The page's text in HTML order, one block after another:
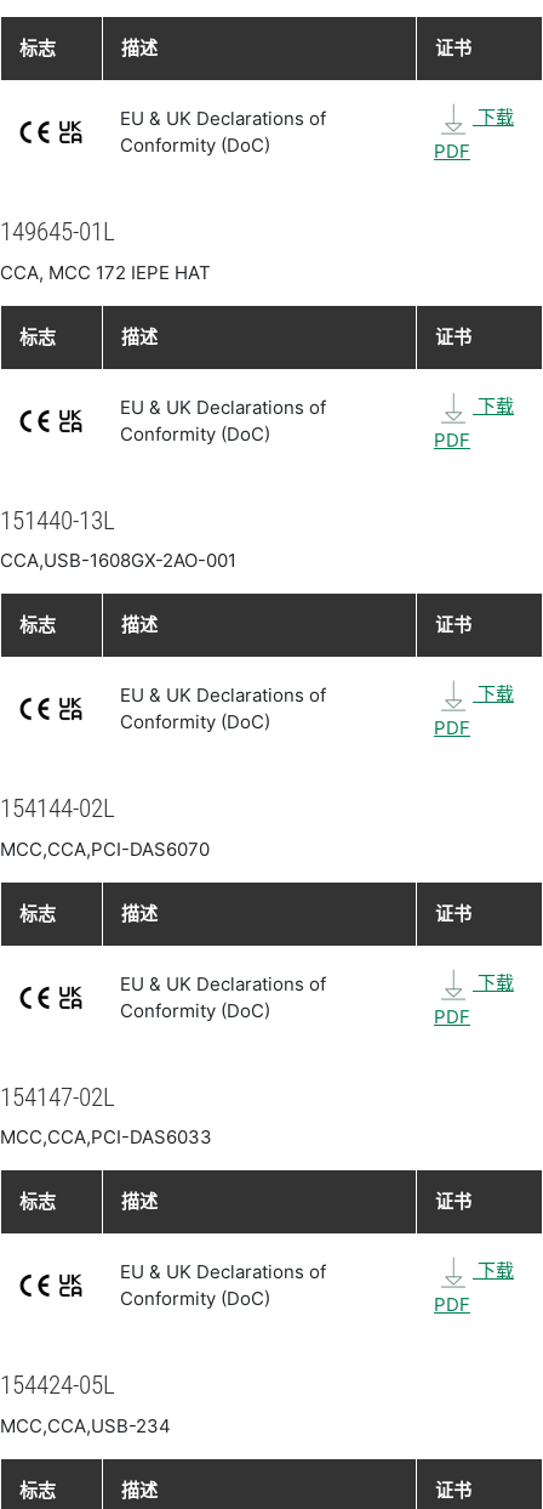
标志 描述 证书
EU & UK Declarations of
Conformity (DoC)
下载
PDF
149645-01L
CCA, MCC 172 IEPE HAT
标志 描述 证书
EU & UK Declarations of
Conformity (DoC)
下载
PDF
151440-13L
CCA,USB-1608GX-2AO-001
标志 描述 证书
EU & UK Declarations of
Conformity (DoC)
下载
PDF
154144-02L
MCC,CCA,PCI-DAS6070
标志 描述 证书
EU & UK Declarations of
Conformity (DoC)
下载
PDF
154147-02L
MCC,CCA,PCI-DAS6033
标志 描述 证书
EU & UK Declarations of
Conformity (DoC)
下载
PDF
154424-05L
MCC,CCA,USB-234
标志 描述 证书